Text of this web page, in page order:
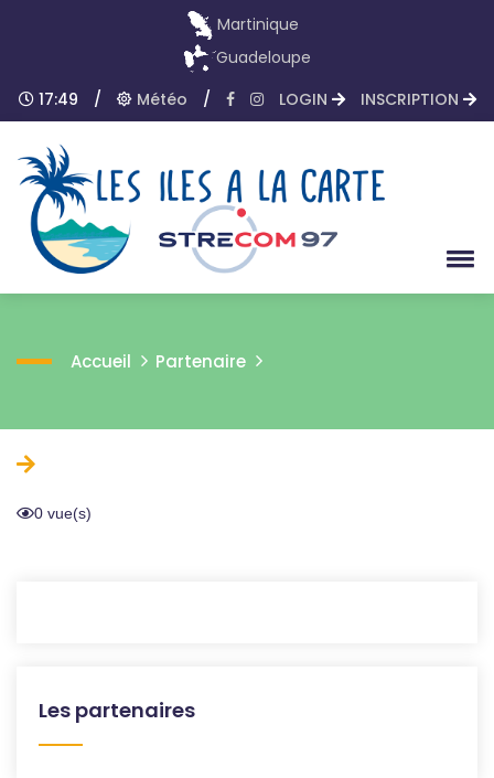
Martinique
Guadeloupe
17:49
/ Météo / LOGIN INSCRIPTION
Accueil Partenaire
0 vue(s)
Les partenaires